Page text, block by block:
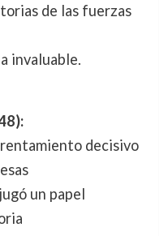
de las fuerzas
invaluable.
decisivo
un papel